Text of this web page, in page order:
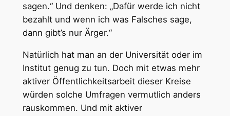
sagen.“ Und denken: „Dafür werde ich nicht
bezahlt und wenn ich was Falsches sage,
dann gibt’s nur Ärger.“
Natürlich hat man an der Universität oder im
Institut genug zu tun. Doch mit etwas mehr
aktiver Öffentlichkeitsarbeit dieser Kreise
würden solche Umfragen vermutlich anders
rauskommen. Und mit aktiver